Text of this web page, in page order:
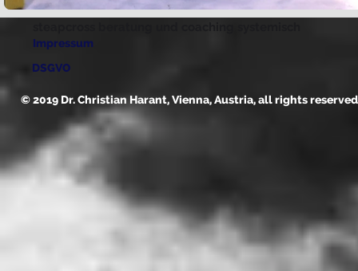
Impressum
DSGVO
© 2019 Dr. Christian Harant, Vienna, Austria, all rights